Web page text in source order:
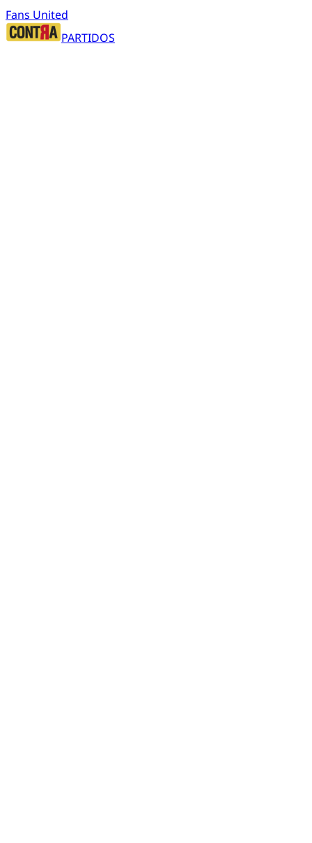
Fans United
PARTIDOS